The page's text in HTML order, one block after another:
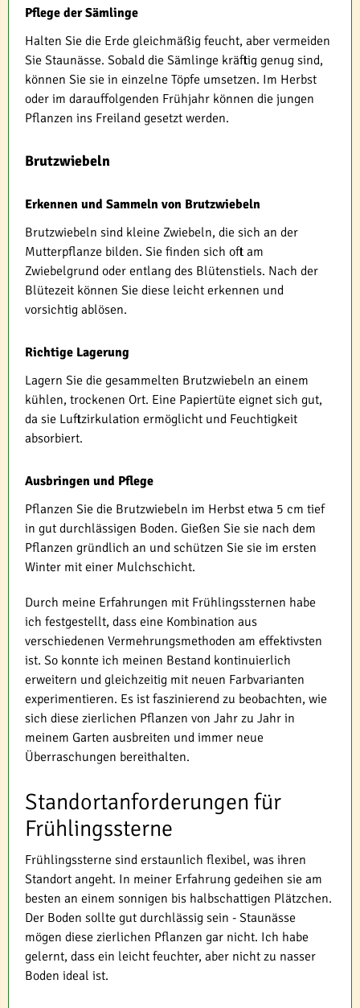
Pflege der Sämlinge
Halten Sie die Erde gleichmäßig feucht, aber vermeiden
Sie Staunässe. Sobald die Sämlinge kräftig genug sind,
können Sie sie in einzelne Töpfe umsetzen. Im Herbst
oder im darauffolgenden Frühjahr können die jungen
Pflanzen ins Freiland gesetzt werden.
Brutzwiebeln
Erkennen und Sammeln von Brutzwiebeln
Brutzwiebeln sind kleine Zwiebeln, die sich an der
Mutterpflanze bilden. Sie finden sich oft am
Zwiebelgrund oder entlang des Blütenstiels. Nach der
Blütezeit können Sie diese leicht erkennen und
vorsichtig ablösen.
Richtige Lagerung
Lagern Sie die gesammelten Brutzwiebeln an einem
kühlen, trockenen Ort. Eine Papiertüte eignet sich gut,
da sie Luftzirkulation ermöglicht und Feuchtigkeit
absorbiert.
Ausbringen und Pflege
Pflanzen Sie die Brutzwiebeln im Herbst etwa 5 cm tief
in gut durchlässigen Boden. Gießen Sie sie nach dem
Pflanzen gründlich an und schützen Sie sie im ersten
Winter mit einer Mulchschicht.
Durch meine Erfahrungen mit Frühlingssternen habe
ich festgestellt, dass eine Kombination aus
verschiedenen Vermehrungsmethoden am effektivsten
ist. So konnte ich meinen Bestand kontinuierlich
erweitern und gleichzeitig mit neuen Farbvarianten
experimentieren. Es ist faszinierend zu beobachten, wie
sich diese zierlichen Pflanzen von Jahr zu Jahr in
meinem Garten ausbreiten und immer neue
Überraschungen bereithalten.
Standortanforderungen für
Frühlingssterne
Frühlingssterne sind erstaunlich flexibel, was ihren
Standort angeht. In meiner Erfahrung gedeihen sie am
besten an einem sonnigen bis halbschattigen Plätzchen.
Der Boden sollte gut durchlässig sein - Staunässe
mögen diese zierlichen Pflanzen gar nicht. Ich habe
gelernt, dass ein leicht feuchter, aber nicht zu nasser
Boden ideal ist.